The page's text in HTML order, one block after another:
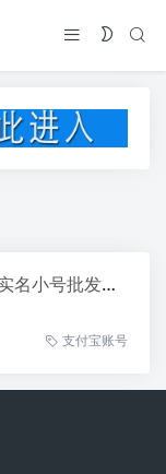
正规大量zfb支付宝实名小号批发出售平台
支付宝账号